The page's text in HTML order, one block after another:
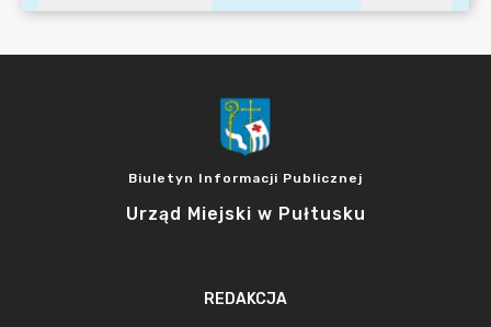
Biuletyn Informacji Publicznej
Urząd Miejski w Pułtusku
REDAKCJA